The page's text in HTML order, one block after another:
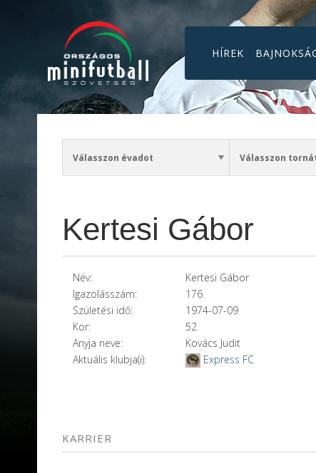
HÍREK
Kertesi Gábor
Név:
Kertesi Gábor
Igazolásszám:
176
Születési idő:
1974-07-09
Kor:
52
Anyja neve:
Kovács Judit
Aktuális klubja(i):
Express FC
KARRIER